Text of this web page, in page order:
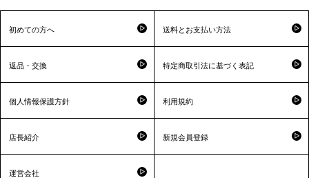
初めての方へ 送料とお支払い方法
返品・交換 特定商取引法に基づく表記
個人情報保護方針 利用規約
店長紹介 新規会員登録
運営会社